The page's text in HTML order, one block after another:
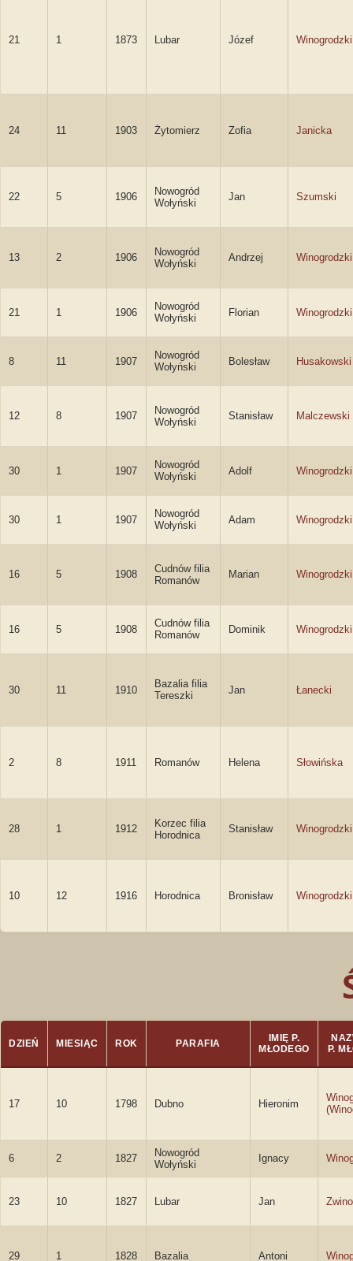
21 1 1873 Lubar Józef Winogrodzki
24 11 1903 Żytomierz Zofia Janicka
22 5 1906
Nowogród
Wołyński
Jan Szumski
13 2 1906
Nowogród
Wołyński
Andrzej Winogrodzki
21 1 1906
Nowogród
Wołyński
Florian Winogrodzki
8 11 1907
Nowogród
Wołyński
Bolesław Husakowski
12 8 1907
Nowogród
Wołyński
Stanisław Malczewski
30 1 1907
Nowogród
Wołyński
Adolf Winogrodzki
30 1 1907
Nowogród
Wołyński
Adam Winogrodzki
16 5 1908
Cudnów filia
Romanów
Marian Winogrodzki
16 5 1908
Cudnów filia
Romanów
Dominik Winogrodzki
30 11 1910
Bazalia filia
Tereszki
Jan Łanecki
2 8 1911 Romanów Helena Słowińska
28 1 1912
Korzec filia
Horodnica
Stanisław Winogrodzki
10 12 1916 Horodnica Bronisław Winogrodzki
DZIEŃ MIESIĄC ROK PARAFIA
IMIĘ P.
MŁODEGO
P.
17 10 1798 Dubno Hieronim
6 2 1827
Nowogród
Wołyński
Ignacy
23 10 1827 Lubar Jan
29 1 1828 Bazalia Antoni